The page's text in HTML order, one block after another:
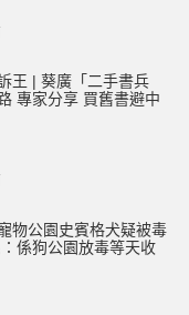
王 | 葵廣「二手書兵
專家分享 買舊書避中
物公園史賓格犬疑被毒
：係狗公園放毒等天收